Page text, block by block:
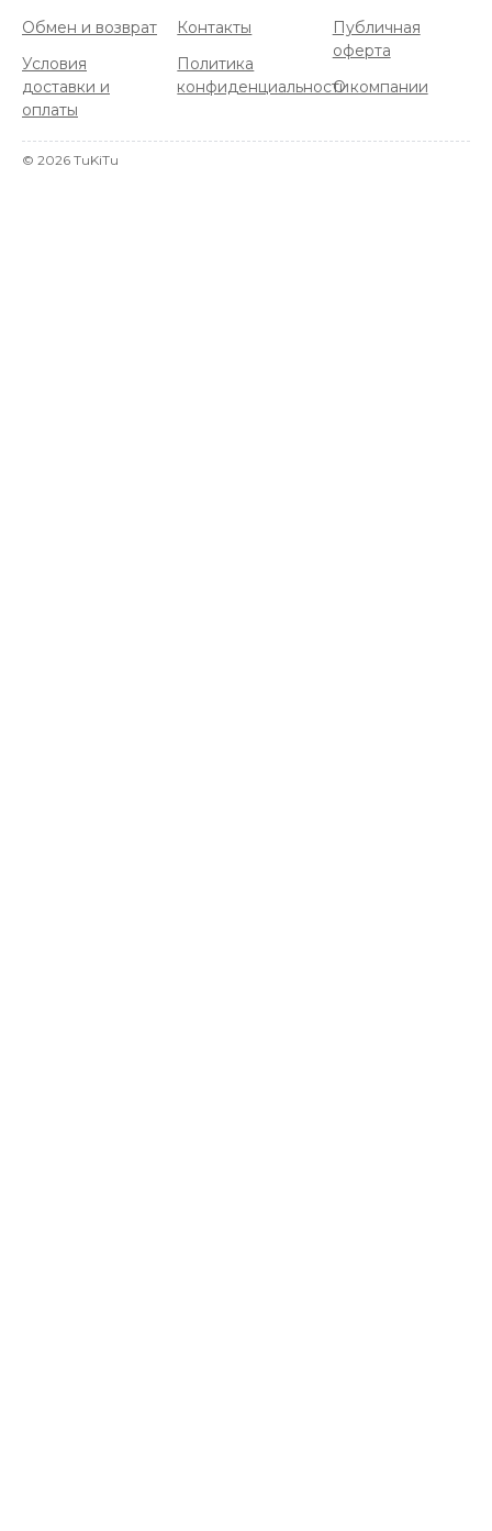
Обмен и возврат
Условия
доставки и
оплаты
Контакты
Политика
конфиденциальности
Публичная
оферта
О компании
© 2026 TuKiTu